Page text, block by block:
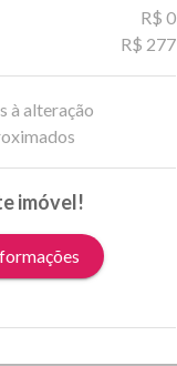
R$ 0
R$ 277
à alteração
imóvel!